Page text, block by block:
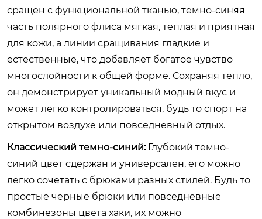
сращен с функциональной тканью, темно-синяя
часть полярного флиса мягкая, теплая и приятная
для кожи, а линии сращивания гладкие и
естественные, что добавляет богатое чувство
многослойности к общей форме. Сохраняя тепло,
он демонстрирует уникальный модный вкус и
может легко контролироваться, будь то спорт на
открытом воздухе или повседневный отдых.
Классический темно-синий:Глубокий темно-
синий цвет сдержан и универсален, его можно
легко сочетать с брюками разных стилей. Будь то
простые черные брюки или повседневные
комбинезоны цвета хаки, их можно